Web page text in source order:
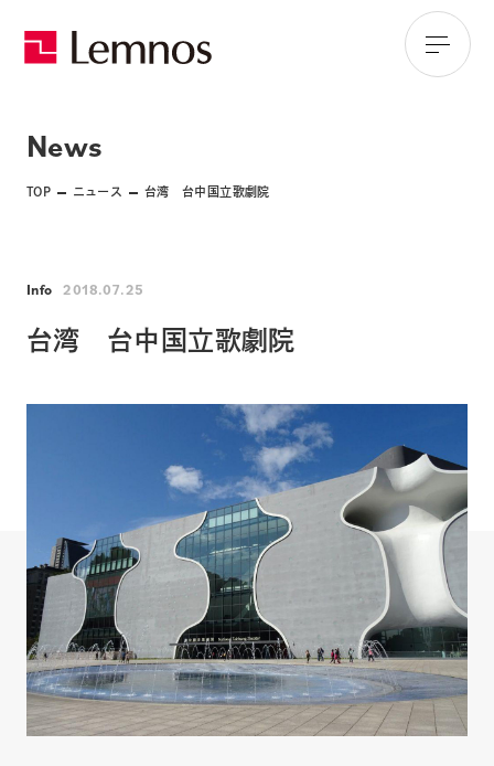
News
TOP ニュース 台湾 台中国立歌劇院
Info 2018.07.25
台湾 台中国立歌劇院